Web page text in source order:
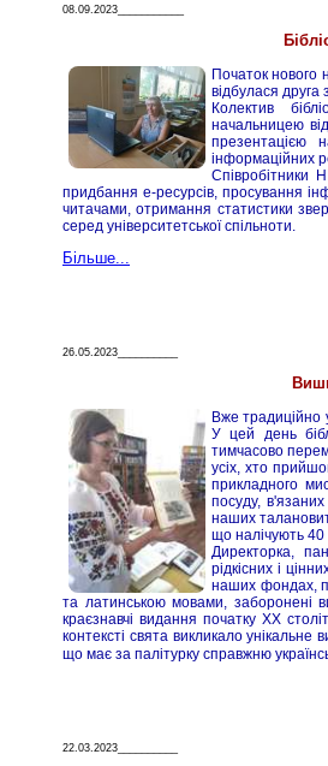
08.09.2023___________
Початок нового
відбулася друга
Колектив
начальницею
презентацією
інформаційних
Співробітники
придбання е-ресурсів, просування
читачами, отримання статистики
серед університетської спільноти.
Більше...
26.05.2023__________
Вже традиційно
У цей день
тимчасово
усіх, хто
прикладного
посуду,
наших
що налічують 40
Директорка,
рідкісних і
наших фондах,
та латинською мовами, заборонені
краєзнавчі видання початку ХХ
контексті свята викликало
що має за палітурку справжню
22.03.2023__________